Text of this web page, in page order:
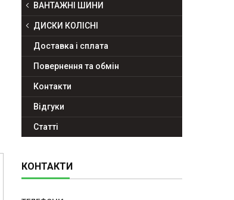
ВАНТАЖНІ ШИНИ
ДИСКИ КОЛІСНІ
Доставка і сплата
Повернення та обмін
Контакти
Відгуки
Статті
КОНТАКТИ